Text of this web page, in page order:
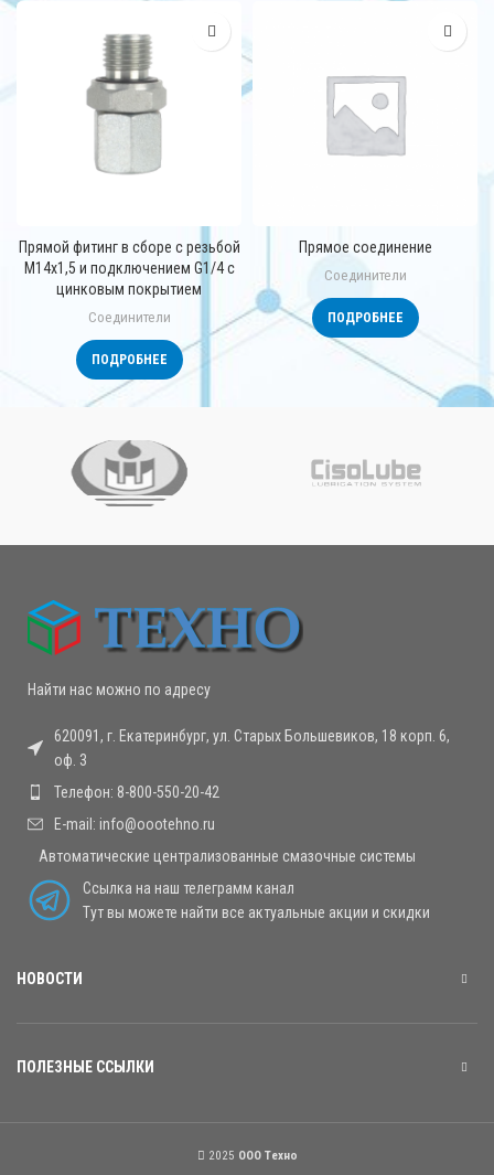
Прямой фитинг в сборе с резьбой
М14х1,5 и подключением G1/4 с
цинковым покрытием
Соединители
ПОДРОБНЕЕ
Прямое соединение
Соединители
ПОДРОБНЕЕ
Найти нас можно по адресу
620091, г. Екатеринбург, ул. Старых Большевиков, 18 корп. 6,
оф. 3
Телефон: 8-800-550-20-42
E-mail: info@oootehno.ru
Автоматические централизованные смазочные системы
Ссылка на наш телеграмм канал
Тут вы можете найти все актуальные акции и скидки
НОВОСТИ
ПОЛЕЗНЫЕ ССЫЛКИ
2025 OOO Техно